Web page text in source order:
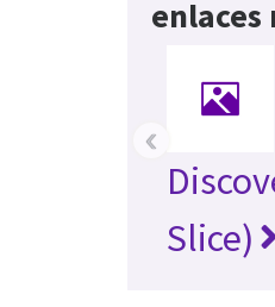
enlaces
Slice)
‹